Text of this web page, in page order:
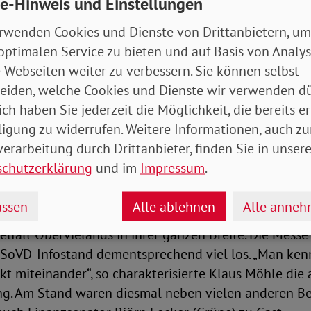
Frau über unsichtbare Behinderungen hat mich
Sensibilität nahegebracht, warum manche
unauffällig wirken, nicht erwartbar handeln.“
Vielfalt“ am 10. Mai
Veranstaltungsreigens bildete die Stadtteilmesse
die in diesem Jahr auf dem Gelände des
hier hatten die Veranstalter mit „Obervieland
das für über 30 Organisationen und Gruppen
im Bremer Süden sorgen. Mit Infoständen,
Angeboten und einem abwechslungsreichen
Obervielands in ihrer ganzen Breite. Die
Infostand dementsprechend viel los. „Man
miteinander“, so charakterisierte Klaus Möhle die
Am Stand waren diesmal neben vielen anderen
Cookies und Dienste von Drittanbietern,
Service zu bieten und auf Basis von
Webseiten weiter zu verbessern. Sie können selbst
welche Cookies und Dienste wir verwenden
haben Sie jederzeit die Möglichkeit, die bereits
zu widerrufen. Weitere Informationen, auch
durch Drittanbieter, finden Sie in
und im Impressum.
Alle ablehnen Alle